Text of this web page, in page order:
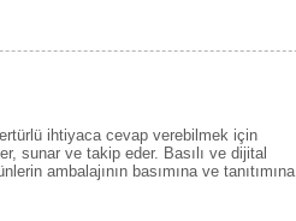
ihtiyaca cevap verebilmek için
sunar ve takip eder. Basılı ve dijital
ambalajının basımına ve tanıtımına